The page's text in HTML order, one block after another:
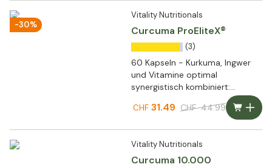
-30%
Vitality Nutritionals
Curcuma ProEliteX®
(3)
60 Kapseln - Kurkuma, Ingwer
und Vitamine optimal
synergistisch kombiniert:
CHF31.49 CHF 44.99
Vitality Nutritionals
Curcuma 10.000